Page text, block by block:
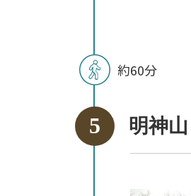
約60分
明神山